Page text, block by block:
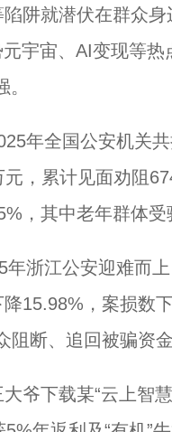
阱就潜伏在群众
宇宙、AI变现等
全国公安机关共
，累计见面劝阻
，其中老年群体受
江公安迎难而上
15.98%，案损数
断、追回被骗资金
下载某“云上智慧